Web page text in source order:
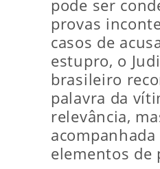
pode ser
provas
casos de
estupro, o
brasileiro
palavra da
relevância,
acompanhada
elementos de